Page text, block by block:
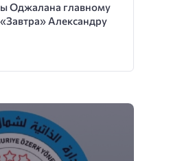
Оджалана главному
Александру